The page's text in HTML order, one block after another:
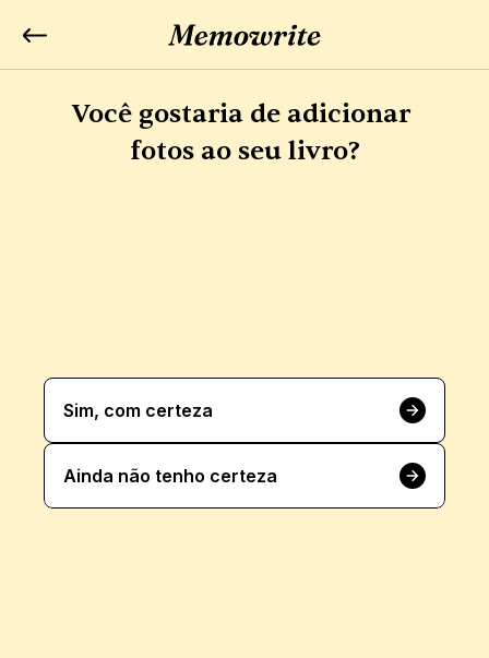
Você gostaria de adicionar
fotos ao seu livro?
Sim, com certeza
Ainda não tenho certeza